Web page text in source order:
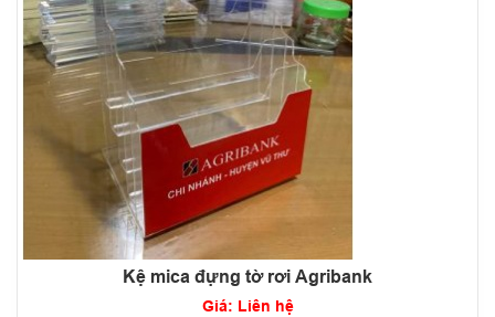
Kệ mica đựng tờ rơi Agribank
Giá: Liên hệ